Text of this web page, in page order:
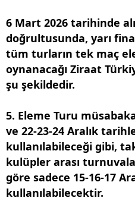
6 Mart 2026 tarihinde
doğrultusunda, yarı
tüm turların tek maç
oynanacağı Ziraat
şu şekildedir.
5. Eleme Turu
ve 22-23-24 Aralık
kullanılabileceği gibi,
kulüpler arası
göre sadece 15-16-17
kullanılabilecektir.